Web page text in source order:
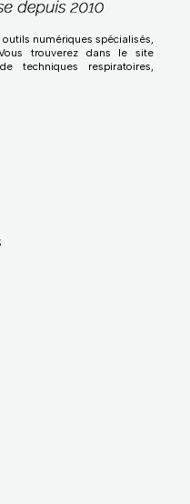
numériques spécialisés,
trouverez dans le site
techniques respiratoires,